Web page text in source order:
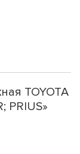
TOYOTA
PRIUS»